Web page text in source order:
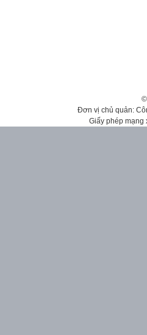
Đơn vị chủ quản:
Giấy phép mạng